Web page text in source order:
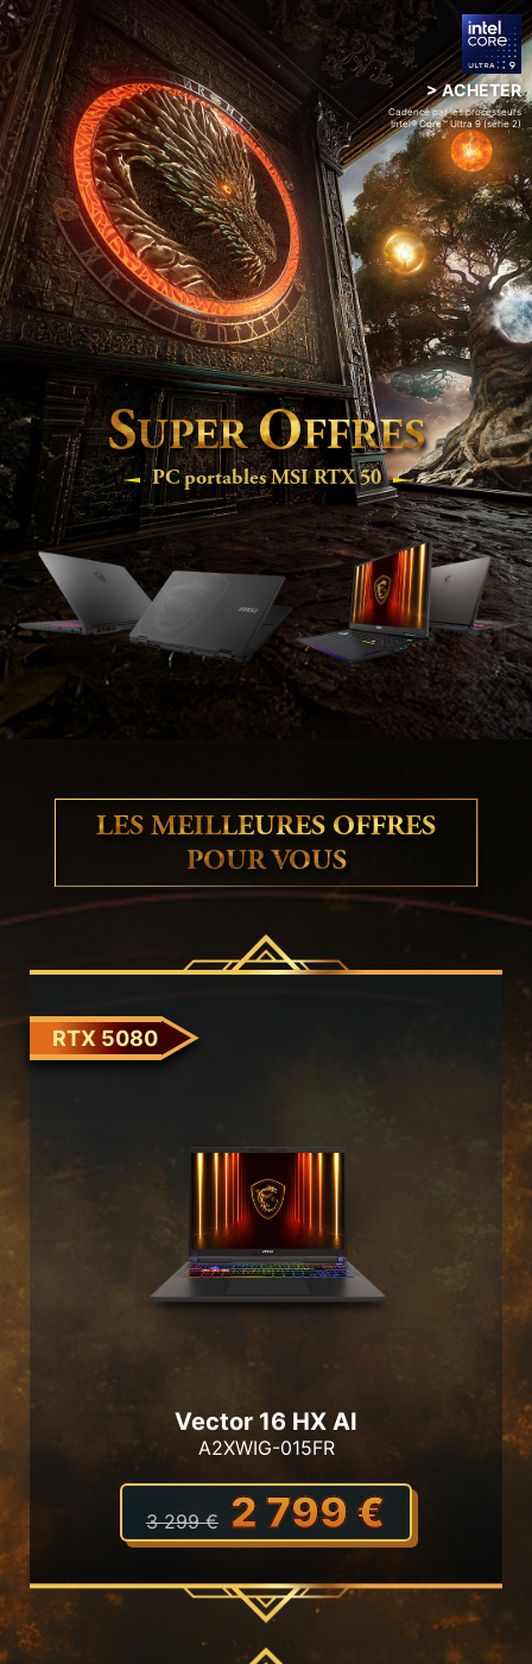
> ACHETER
Cadencé par les processeurs
Intel® Core™ Ultra 9 (série 2)
SUPEROFFRES
PC portables MSI RTX 50
LES MEILLEURES OFFRES
POUR VOUS
RTX 5080
Vector 16 HX AI
A2XWIG-015FR
3 299 € 2 799 €